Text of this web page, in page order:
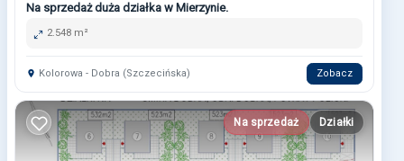
Na sprzedaż duża działka w Mierzynie.
2.548 m²
Kolorowa - Dobra (Szczecińska) Zobacz
Na sprzedaż Działki